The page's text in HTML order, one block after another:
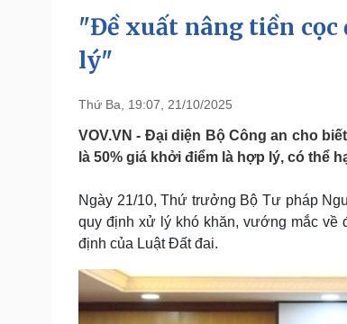
Quốc hội
Nhận diện sự thật
Giáo dục
Dấu ấn VOV
Pháp luật
Tin nóng
Tư vấn luật
Việt Nam
Phân tích
Sức khỏe
Dinh dưỡng - món ngon
Cây thuốc
Sản phụ khoa
Nhi khoa
Đời sống
Tình yêu -
"Đề xuất nâng tiền cọc
lý"
Thứ Ba, 19:07, 21/10/2025
VOV.VN - Đại diện Bộ Công an cho
là 50% giá khởi điểm là hợp lý, có thể
Ngày 21/10, Thứ trưởng Bộ Tư pháp
quy định xử lý khó khăn, vướng mắc về
định của Luật Đất đai.